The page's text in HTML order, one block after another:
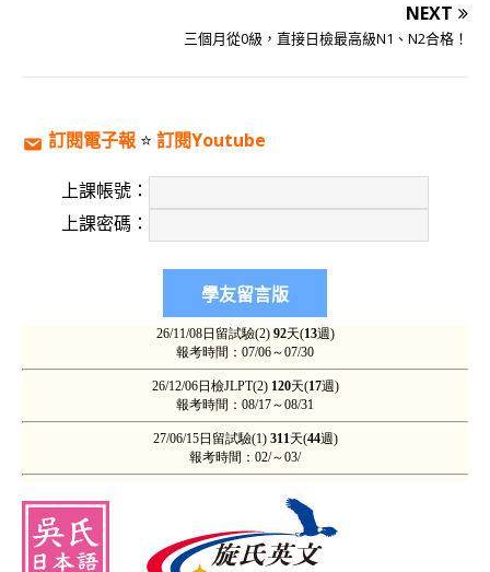
NEXT
三個月從0級，直接日檢最高級N1、N2合格！
訂閱電子報 ⭐️ 訂閱Youtube
上課帳號：
上課密碼：